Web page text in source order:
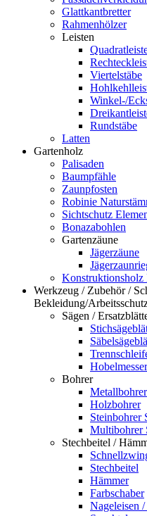
Glattkantbretter
Rahmenhölzer
Leisten
Viertelstäbe
Winkel-/
Rundstäbe
Latten
Gartenholz
Palisaden
Baumpfähle
Zaunpfosten
Robinie
Sichtschutz
Bonazabohlen
Gartenzäune
Jägerzäune
Konstruktionsholz
Werkzeug / Zubehör /
Bekleidung/
Sägen /
Hobelmesser
Bohrer
Metallbohrer
Holzbohrer
Steinbohrer
Multibohrer
Stechbeitel /
Stechbeitel
Hämmer
Farbschaber
Nageleisen